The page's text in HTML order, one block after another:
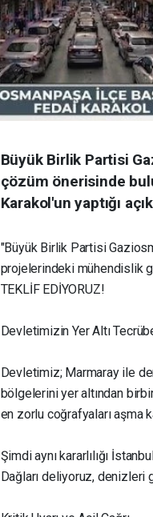
Büyük Birlik Partisi
çözüm önerisinde
Karakol'un yaptığı
"Büyük Birlik Partisi
projelerindeki mühendislik
TEKLİF EDİYORUZ!
Devletimizin Yer Altı
Devletimiz; Marmaray ile
bölgelerini yer altından
en zorlu coğrafyaları aşma
Şimdi aynı kararlılığı
Dağları deliyoruz,